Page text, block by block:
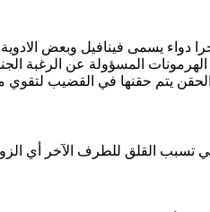
دواء يسمى فينافيل وبعض
المسؤولة عن الرغبة
يتم حقنها في القضيب لتقوي
القلق للطرف الآخر أي